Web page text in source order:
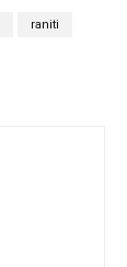
raniti